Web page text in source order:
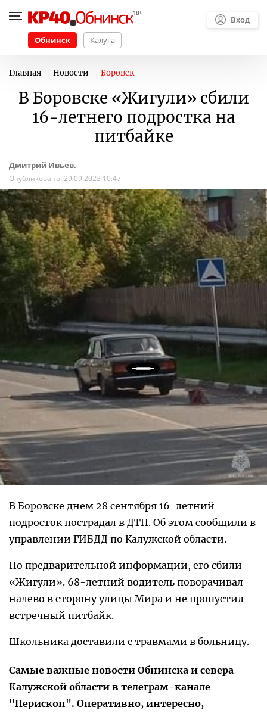
Обнинск Калуга
Вход
Главная Новости Боровск
В Боровске «Жигули» сбили
16-летнего подростка на
питбайке
Дмитрий Ивьев.
Опубликовано: 29.09.2023 10:47
В Боровске днем 28 сентября 16-летний
подросток пострадал в ДТП. Об этом сообщили в
управлении ГИБДД по Калужской области.
По предварительной информации, его сбили
«Жигули». 68-летний водитель поворачивал
налево в сторону улицы Мира и не пропустил
встречный питбайк.
Школьника доставили с травмами в больницу.
Самые важные новости Обнинска и севера
Калужской области в телеграм-канале
"Перископ". Оперативно, интересно,